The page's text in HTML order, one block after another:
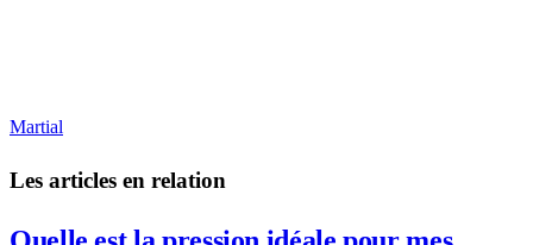
Martial
Les articles en relation